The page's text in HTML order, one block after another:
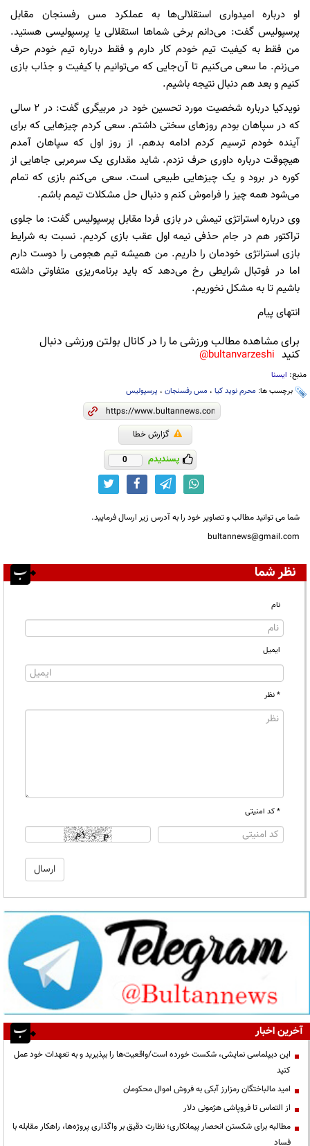
او درباره امیدواری استقلالی‌ها به عملکرد مس رفسنجان مقابل
پرسپولیس گفت: می‌دانم برخی شماها استقلالی یا پرسپولیسی هستید.
من فقط به کیفیت تیم خودم کار دارم و فقط درباره تیم خودم حرف
می‌زنم. ما سعی می‌کنیم تا آن‌جایی که می‌توانیم با کیفیت و جذاب بازی
کنیم و بعد هم دنبال نتیجه باشیم.
نویدکیا درباره شخصیت مورد تحسین خود در مربیگری گفت: در ۲ سالی
که در سپاهان بودم روزهای سختی داشتم. سعی کردم چیزهایی که برای
آینده خودم ترسیم کردم ادامه بدهم. از روز اول که سپاهان آمدم
هیچوقت درباره داوری حرف نزدم. شاید مقداری یک سرمربی جاهایی از
کوره در برود و یک چیزهایی طبیعی است. سعی می‌کنم بازی که تمام
می‌شود همه چیز را فراموش کنم و دنبال حل مشکلات تیمم باشم.
وی درباره استراتژی تیمش در بازی فردا مقابل پرسپولیس گفت: ما جلوی
تراکتور هم در جام حذفی نیمه اول عقب بازی کردیم. نسبت به شرایط
بازی استراتژی خودمان را داریم. من همیشه تیم هجومی را دوست دارم
اما در فوتبال شرایطی رخ می‌دهد که باید برنامه‌ریزی متفاوتی داشته
باشیم تا به مشکل نخوریم.
انتهای پیام
برای مشاهده مطالب ورزشی ما را در کانال بولتن ورزشی دنبال
کنید bultanvarzeshi@
منبع: ایسنا
برچسب ها: محرم نوید کیا ، مس رفسنجان ، پرسپولیس
گزارش خطا
پسندیدم 0
شما می توانید مطالب و تصاویر خود را به آدرس زیر ارسال فرمایید.
bultannews@gmail.com
نظر شما
نام
ایمیل
* نظر
* کد امنیتی
آخرین اخبار
این دیپلماسی نمایشی، شکست خورده است/واقعیت‌ها را بپذیرید و به تعهدات خود عمل
کنید
امید مالباختگان رمزارز آبکی به فروش اموال محکومان
از التماس تا فروپاشی هژمونی دلار
مطالبه برای شکستن انحصار پیمانکاری؛ نظارت دقیق بر واگذاری پروژه‌ها، راهکار مقابله با
فساد